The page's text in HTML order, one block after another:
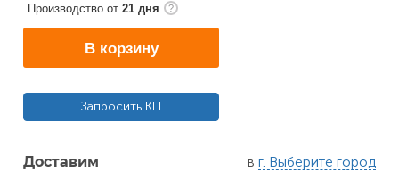
Производство от 21 дня
В корзину
Запросить КП
Доставим в г. Выберите город